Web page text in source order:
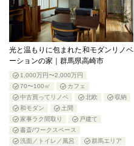
光と温もりに包まれた和モダンリノベ
ーションの家｜群馬県高崎市
1,000万円〜2,000万円
70〜100㎡
カフェ
中古買ってリノベ
北欧
収納
和モダン
土間
家事ラク間取り
戸建て
書斎/ワークスペース
洗面／トイレ／風呂
群馬エリア